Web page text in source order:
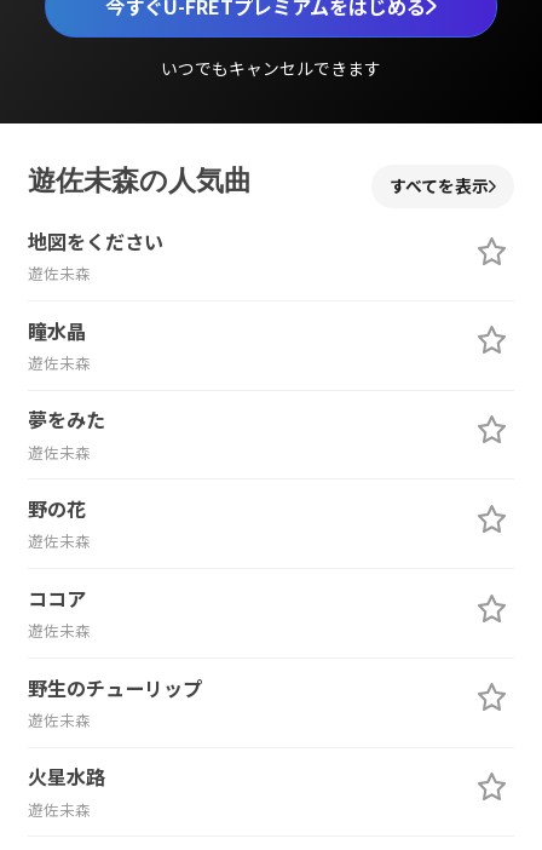
今すぐU-FRETプレミアムをはじめる
いつでもキャンセルできます
遊佐未森の人気曲 すべてを表示
地図をください
遊佐未森
瞳水晶
遊佐未森
夢をみた
遊佐未森
野の花
遊佐未森
ココア
遊佐未森
野生のチューリップ
遊佐未森
火星水路
遊佐未森